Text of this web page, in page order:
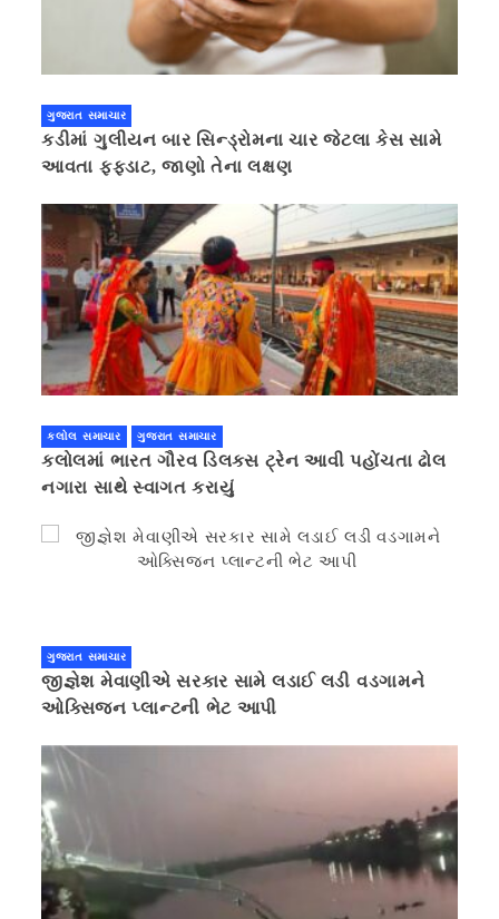
ગુજરાત સમાચાર
કડીમાં ગુલીયન બાર સિન્ડ્રોમના ચાર જેટલા કેસ સામે
આવતા ફફડાટ, જાણો તેના લક્ષણ
કલોલ સમાચાર ગુજરાત સમાચાર
કલોલમાં ભારત ગૌરવ ડિલક્સ ટ્રેન આવી પહોંચતા ઢોલ
નગારા સાથે સ્વાગત કરાયું
ગુજરાત સમાચાર
જીજ્ઞેશ મેવાણીએ સરકાર સામે લડાઈ લડી વડગામને
ઓક્સિજન પ્લાન્ટની ભેટ આપી